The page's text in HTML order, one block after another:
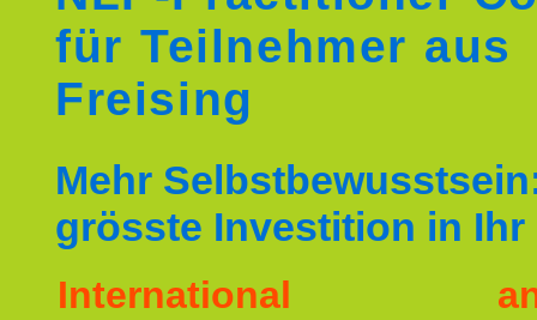
für Teilnehmer aus
Freising
Mehr
grösste Investition in Ihr
International